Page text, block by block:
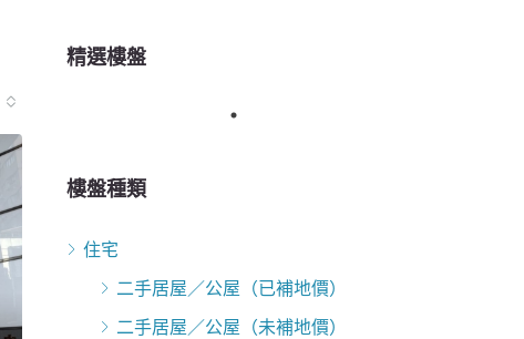
精選樓盤
樓盤種類
住宅
二手居屋／公屋（已補地價）
二手居屋／公屋（未補地價）